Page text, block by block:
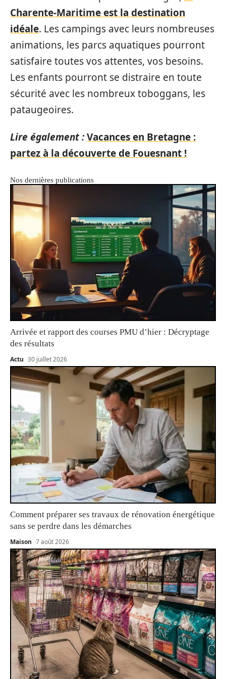
Charente-Maritime est la destination
idéale. Les campings avec leurs nombreuses
animations, les parcs aquatiques pourront
satisfaire toutes vos attentes, vos besoins.
Les enfants pourront se distraire en toute
sécurité avec les nombreux toboggans, les
pataugeoires.
Lire également :Vacances en Bretagne :
partez à la découverte de Fouesnant !
Nos dernières publications
Arrivée et rapport des courses PMU d’hier : Décryptage
des résultats
Actu 30 juillet 2026
Comment préparer ses travaux de rénovation énergétique
sans se perdre dans les démarches
Maison 7 août 2026